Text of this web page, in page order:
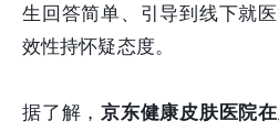
生回答简单、引导到线下就
效性持怀疑态度。
据了解，京东健康皮肤医院